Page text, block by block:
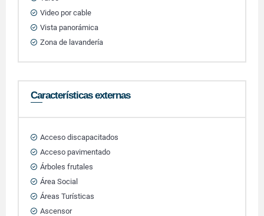
Video por cable
Vista panorámica
Zona de lavandería
Características externas
Acceso discapacitados
Acceso pavimentado
Árboles frutales
Área Social
Áreas Turísticas
Ascensor